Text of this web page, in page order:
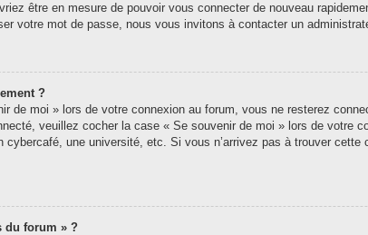
être en mesure de pouvoir vous connecter de nouveau
votre mot de passe, nous vous invitons à contacter un
?
de moi » lors de votre connexion au forum, vous ne resterez
veuillez cocher la case « Se souvenir de moi » lors de votre
cybercafé, une université, etc. Si vous n’arrivez pas à trouver
du forum » ?